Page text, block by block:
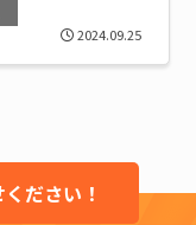
2024.09.25
ださい！